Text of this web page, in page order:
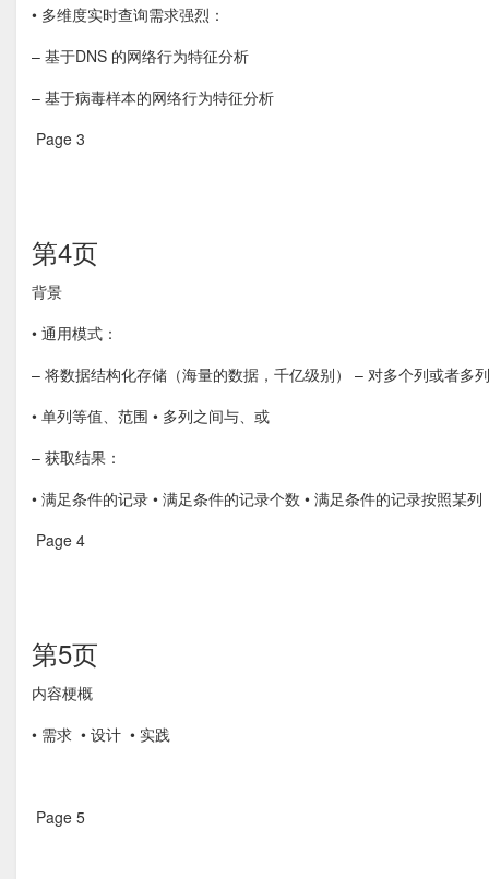
• 多维度实时查询需求强烈：
– 基于DNS 的网络行为特征分析
– 基于病毒样本的网络行为特征分析 
Page 3
第4页
背景 
• 通用模式：
– 将数据结构化存储（海量的数据，千亿级别） – 对多个列或者多
• 单列等值、范围 • 多列之间与、或
– 获取结果：
• 满足条件的记录 • 满足条件的记录个数 • 满足条件的记录按照某列
Page 4
第5页
内容梗概 
• 需求  • 设计  • 实践 
Page 5